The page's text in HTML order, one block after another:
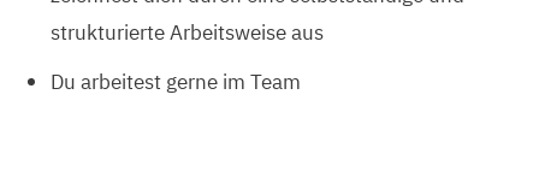
strukturierte Arbeitsweise aus
Du arbeitest gerne im Team